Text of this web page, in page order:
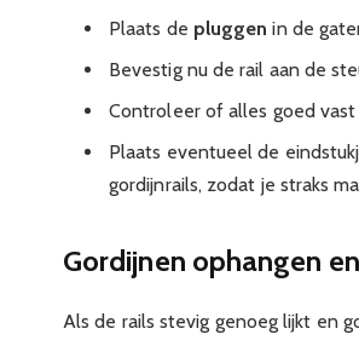
Plaats de pluggen in de
Bevestig nu de rail aan de
Controleer of alles goed
Plaats eventueel de
gordijnrails, zodat je straks
Gordijnen ophangen
Als de rails stevig genoeg lijkt en